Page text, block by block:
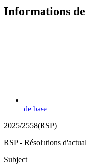
Informations de
de base
2025/2558(RSP)
RSP - Résolutions
Subject